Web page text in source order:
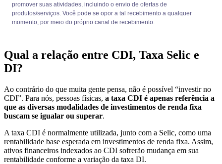
promover suas atividades, incluindo o envio de ofertas de
produtos/serviços. Você pode se opor a tal recebimento a qualquer
momento, por meio do próprio canal de recebimento.
Qual a relação entre CDI, Taxa Selic e
DI?
Ao contrário do que muita gente pensa, não é possível “investir no
CDI”. Para nós, pessoas físicas, a taxa CDI é apenas referência a
que as diversas modalidades de investimentos de renda fixa
buscam se igualar ou superar.
A taxa CDI é normalmente utilizada, junto com a Selic, como uma
rentabilidade base esperada em investimentos de renda fixa. Assim,
ativos financeiros indexados ao CDI sofrerão mudança em sua
rentabilidade conforme a variação da taxa DI.